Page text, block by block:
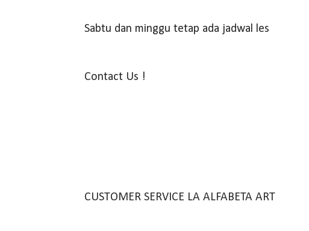
Sabtu dan minggu tetap ada jadwal les
Contact Us !
CUSTOMER SERVICE LA ALFABETA ART